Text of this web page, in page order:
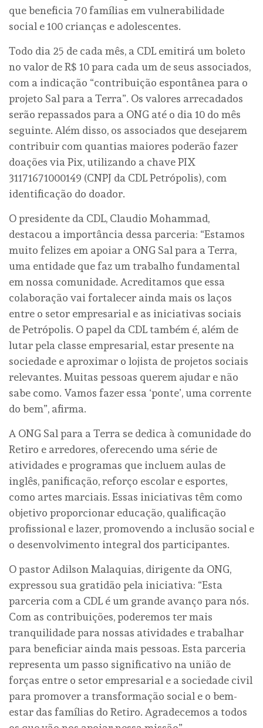
que beneficia 70 famílias em vulnerabilidade
social e 100 crianças e adolescentes.
Todo dia 25 de cada mês, a CDL emitirá um boleto
no valor de R$ 10 para cada um de seus associados,
com a indicação “contribuição espontânea para o
projeto Sal para a Terra”. Os valores arrecadados
serão repassados para a ONG até o dia 10 do mês
seguinte. Além disso, os associados que desejarem
contribuir com quantias maiores poderão fazer
doações via Pix, utilizando a chave PIX
31171671000149 (CNPJ da CDL Petrópolis), com
identificação do doador.
O presidente da CDL, Claudio Mohammad,
destacou a importância dessa parceria: “Estamos
muito felizes em apoiar a ONG Sal para a Terra,
uma entidade que faz um trabalho fundamental
em nossa comunidade. Acreditamos que essa
colaboração vai fortalecer ainda mais os laços
entre o setor empresarial e as iniciativas sociais
de Petrópolis. O papel da CDL também é, além de
lutar pela classe empresarial, estar presente na
sociedade e aproximar o lojista de projetos sociais
relevantes. Muitas pessoas querem ajudar e não
sabe como. Vamos fazer essa ‘ponte’, uma corrente
do bem”, afirma.
A ONG Sal para a Terra se dedica à comunidade do
Retiro e arredores, oferecendo uma série de
atividades e programas que incluem aulas de
inglês, panificação, reforço escolar e esportes,
como artes marciais. Essas iniciativas têm como
objetivo proporcionar educação, qualificação
profissional e lazer, promovendo a inclusão social e
o desenvolvimento integral dos participantes.
O pastor Adilson Malaquias, dirigente da ONG,
expressou sua gratidão pela iniciativa: “Esta
parceria com a CDL é um grande avanço para nós.
Com as contribuições, poderemos ter mais
tranquilidade para nossas atividades e trabalhar
para beneficiar ainda mais pessoas. Esta parceria
representa um passo significativo na união de
forças entre o setor empresarial e a sociedade civil
para promover a transformação social e o bem-
estar das famílias do Retiro. Agradecemos a todos